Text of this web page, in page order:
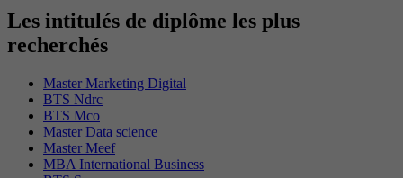
Les intitulés de diplôme les plus
recherchés
Master Marketing Digital
BTS Ndrc
BTS Mco
Master Data science
Master Meef
MBA International Business